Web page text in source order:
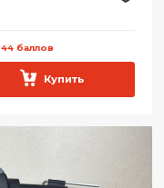
44 баллов
Купить